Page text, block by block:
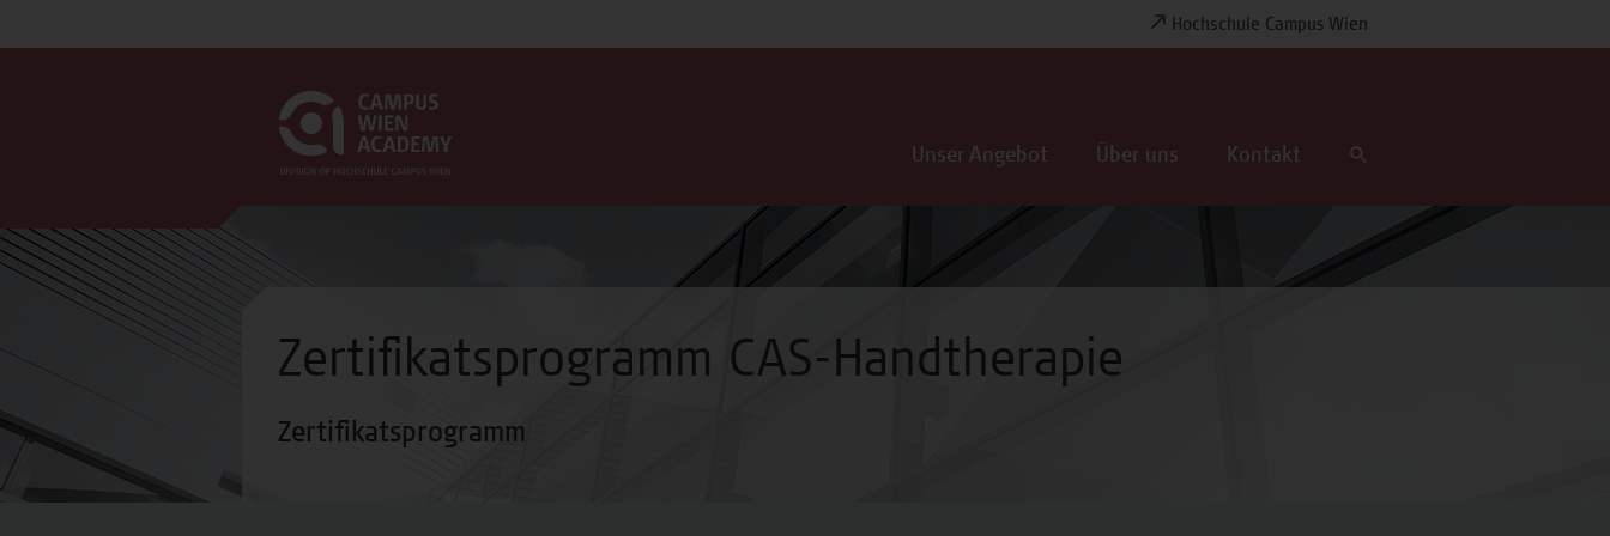
Hochschule Campus Wien
Unser Angebot Über uns Kontakt
Zertifikatsprogramm CAS-Handtherapie
Zertifikatsprogramm